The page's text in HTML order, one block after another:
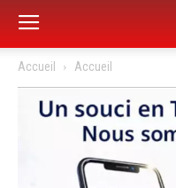
Accueil Accueil